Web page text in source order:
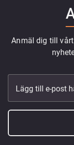
Anmäl dig till
Lägg till e-post